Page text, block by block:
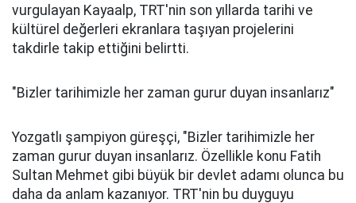
vurgulayan Kayaalp, TRT'nin son yıllarda tarihi ve
kültürel değerleri ekranlara taşıyan projelerini
takdirle takip ettiğini belirtti.
"Bizler tarihimizle her zaman gurur duyan insanlarız"
Yozgatlı şampiyon güreşçi, "Bizler tarihimizle her
zaman gurur duyan insanlarız. Özellikle konu Fatih
Sultan Mehmet gibi büyük bir devlet adamı olunca bu
daha da anlam kazanıyor. TRT'nin bu duyguyu